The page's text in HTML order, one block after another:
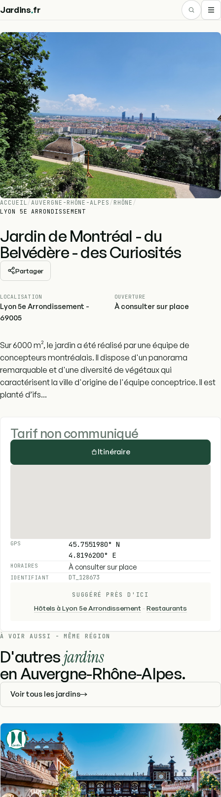
Jardins.fr
ACCUEIL/AUVERGNE-RHÔNE-ALPES / RHÔNE /
LYON 5E ARRONDISSEMENT
Jardin de Montréal - du
Belvédère - des Curiosités
Partager
LOCALISATION
Lyon 5e Arrondissement -
69005
OUVERTURE
À consulter sur place
Sur 6000 m², le jardin a été réalisé par une équipe de
concepteurs montréalais. Il dispose d'un panorama
remarquable et d'une diversité de végétaux qui
caractérisent la ville d'origine de l'équipe conceptrice. Il est
planté d’ifs...
Tarif non communiqué
Itinéraire
GPS
45.7551980° N
4.8196200° E
HORAIRES À consulter sur place
IDENTIFIANT DT_128673
SUGGÉRÉ PRÈS D'ICI
Hôtels à Lyon 5e Arrondissement -Restaurants
À VOIR AUSSI - MÊME RÉGION
D'autresjardins
en Auvergne-Rhône-Alpes.
Voir tous les jardins